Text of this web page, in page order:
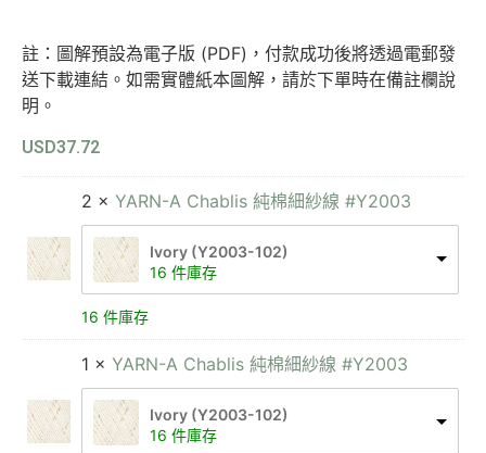
註：圖解預設為電子版 (PDF)，付款成功後將透過電郵發
送下載連結。如需實體紙本圖解，請於下單時在備註欄說
明。
USD37.72
2 × YARN-A Chablis 純棉細紗線 #Y2003
Ivory (Y2003-102)
16 件庫存
16 件庫存
1 × YARN-A Chablis 純棉細紗線 #Y2003
Ivory (Y2003-102)
16 件庫存